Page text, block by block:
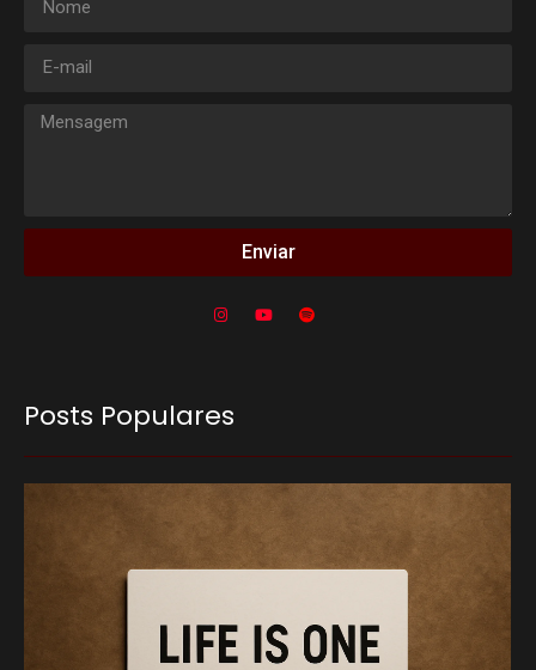
Enviar
Posts Populares